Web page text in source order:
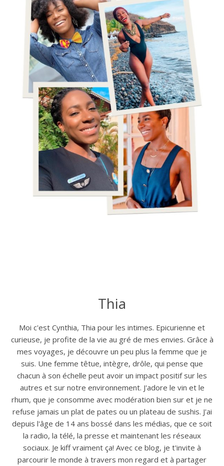
Thia
Moi c'est Cynthia, Thia pour les intimes. Epicurienne et
curieuse, je profite de la vie au gré de mes envies. Grâce à
mes voyages, je découvre un peu plus la femme que je
suis. Une femme têtue, intègre, drôle, qui pense que
chacun à son échelle peut avoir un impact positif sur les
autres et sur notre environnement. J'adore le vin et le
rhum, que je consomme avec modération bien sur et je ne
refuse jamais un plat de pates ou un plateau de sushis. J'ai
depuis l'âge de 14 ans bossé dans les médias, que ce soit
la radio, la télé, la presse et maintenant les réseaux
sociaux. Je kiff vraiment ça! Avec ce blog, je t'invite à
parcourir le monde à travers mon regard et à partager